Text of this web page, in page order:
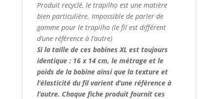
Produit recyclé, le trapilho est une matière
bien particulière. Impossible de parler de
gamme pour le trapilho (le fil est différent
d’une référence à l’autre)
Si la taille de ces bobines XL est toujours
identique : 16 x 14 cm, le métrage et le
poids de la bobine ainsi que la texture et
l’élasticité du fil varient d’une référence à
l’autre. Chaque fiche produit fournit ces